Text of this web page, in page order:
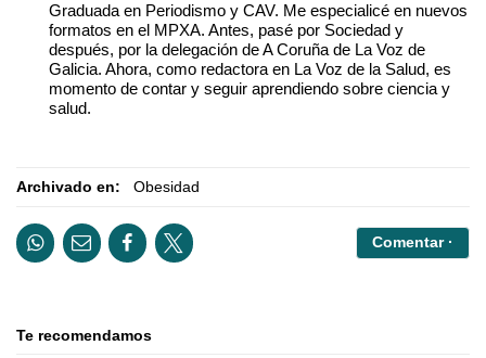
Graduada en Periodismo y CAV. Me especialicé en nuevos
formatos en el MPXA. Antes, pasé por Sociedad y
después, por la delegación de A Coruña de La Voz de
Galicia. Ahora, como redactora en La Voz de la Salud, es
momento de contar y seguir aprendiendo sobre ciencia y
salud.
Archivado en: Obesidad
Comentar ·
Te recomendamos